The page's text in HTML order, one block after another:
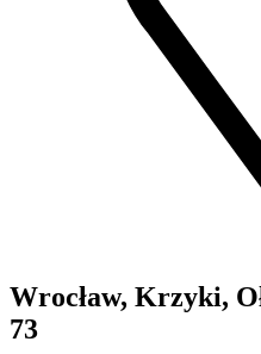
Wrocław, Krzyki,
73